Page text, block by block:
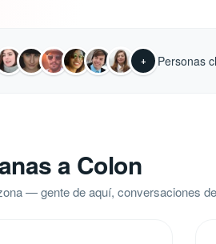
+ Personas
a Colon
— gente de aquí, conversaciones